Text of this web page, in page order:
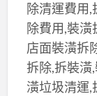
除清運費用
除費用,裝潢
店面裝潢拆
拆除,拆裝潢
潢垃圾清運,